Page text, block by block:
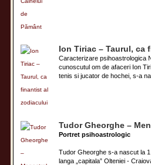
Ion Tiriac – Taurul,
Caracterizare psihoastrologica
cunoscutul om de afaceri Ion
tenis si jucator de hochei, s-a
Tudor Gheorghe –
Portret psihoastrologic
Tudor Gheorghe s-a nascut la
langa „capitala” Olteniei -